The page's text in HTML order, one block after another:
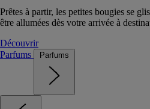
Prêtes à partir, les petites bougies se
être allumées dès votre arrivée à
Découvrir
Parfums
Parfums